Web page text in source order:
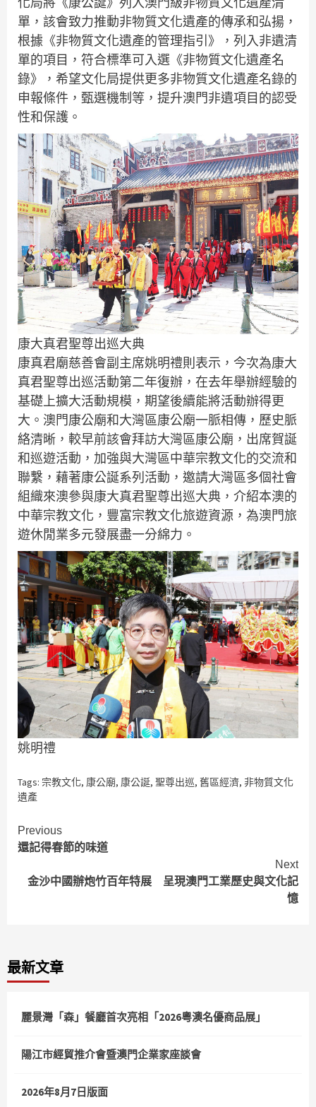
單，該會致力推動非物質文化遺產的傳承和弘揚，
根據《非物質文化遺產的管理指引》，列入非遺清
單的項目，符合標準可入選《非物質文化遺產名
錄》，希望文化局提供更多非物質文化遺產名錄的
申報條件，甄選機制等，提升澳門非遺項目的認受
性和保護。
康大真君聖尊出巡大典
康真君廟慈善會副主席姚明禮則表示，今次為康大
真君聖尊出巡活動第二年復辦，在去年舉辦經驗的
基礎上擴大活動規模，期望後續能將活動辦得更
大。澳門康公廟和大灣區康公廟一脈相傳，歷史脈
絡清晰，較早前該會拜訪大灣區康公廟，出席賀誕
和巡遊活動，加強與大灣區中華宗教文化的交流和
聯繫，藉著康公誕系列活動，邀請大灣區多個社會
組織來澳參與康大真君聖尊出巡大典，介紹本澳的
中華宗教文化，豐富宗教文化旅遊資源，為澳門旅
遊休閒業多元發展盡一分綿力。
姚明禮
Tags: 宗教文化, 康公廟, 康公誕, 聖尊出巡, 舊區經濟, 非物質文化
遺產
Continue
Reading
Previous
還記得春節的味道
Next
金沙中國辦炮竹百年特展 呈現澳門工業歷史與文化記
憶
最新文章
麗景灣「森」餐廳首次亮相「2026粵澳名優商品展」
陽江市經貿推介會暨澳門企業家座談會
2026年8月7日版面